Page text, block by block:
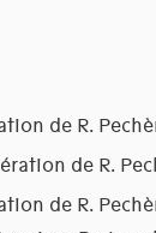
de R.
de R.
de R.